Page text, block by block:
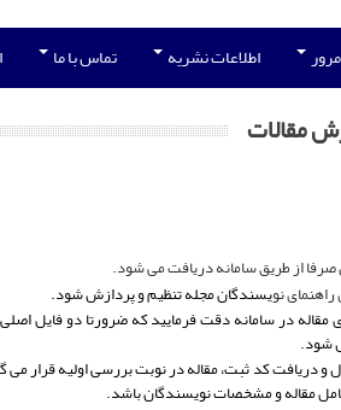
مرور اطلاعات نشریه تماس با ما
مقالات
یسندگان مجله تنظیم و پردازش شود.
مقاله در سامانه دقت فرمایید که ضرورتا دو
شود.
و دریافت کد ثبت، مقاله در نوبت بررسی اولیه
مقاله و مشخصات نویسندگان باشد.